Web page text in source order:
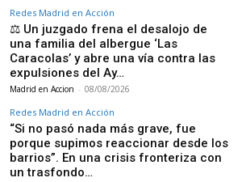
Redes Madrid en Acción
⚖️ Un juzgado frena el desalojo de
una familia del albergue ‘Las
Caracolas’ y abre una vía contra las
expulsiones del Ay…
Madrid en Accion - 08/08/2026
Redes Madrid en Acción
“Si no pasó nada más grave, fue
porque supimos reaccionar desde los
barrios”. En una crisis fronteriza con
un trasfondo…